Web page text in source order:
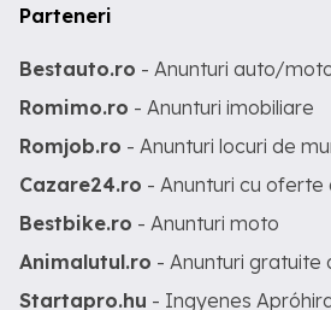
Parteneri
Bestauto.ro - Anunturi auto/
Romimo.ro - Anunturi imobiliare
Romjob.ro - Anunturi locuri de
Cazare24.ro - Anunturi cu oferte
Bestbike.ro - Anunturi moto
Animalutul.ro - Anunturi gratuite
Startapro.hu - Ingyenes